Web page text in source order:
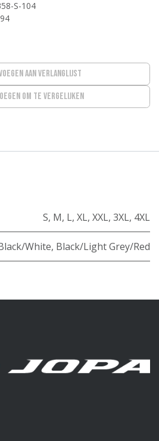
S-104
om te vergelijken
aan verlanglijst
S, M, L, XL, XXL, 3XL, 4XL
White, Black/Light Grey/Red